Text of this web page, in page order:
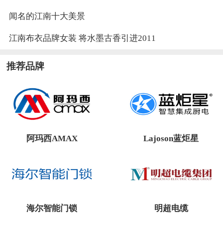
闻名的江南十大美景
江南布衣品牌女装 将水墨古香引进2011
推荐品牌
阿玛西AMAX Lajoson蓝炬星
海尔智能门锁 明超电缆